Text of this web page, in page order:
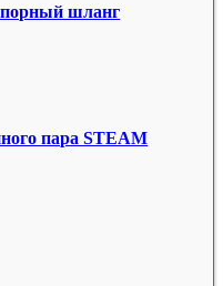
шланг
пара STEAM